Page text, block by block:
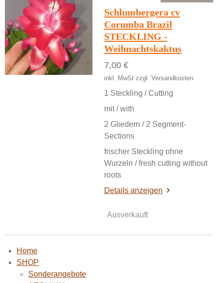
Schlumbergera cv
Corumba Brazil
STECKLING -
Weihnachtskaktus
7,00 €
inkl. MwSt zzgl. Versandkosten
1 Steckling / Cutting
mit / with
2 Gliedern / 2 Segment-
Sections
frischer Steckling ohne
Wurzeln / fresh cutting without
roots
Details anzeigen
Ausverkauft
Home
SHOP
Sonderangebote